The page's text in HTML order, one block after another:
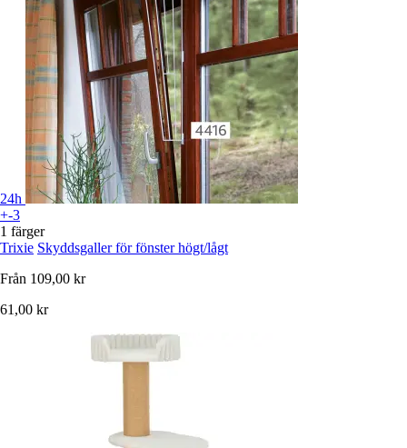
24h
+-3
1 färger
Trixie Skyddsgaller för fönster högt/lågt
Från 109,00 kr
61,00 kr